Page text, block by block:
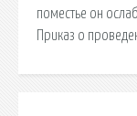
поместье он
Приказ о